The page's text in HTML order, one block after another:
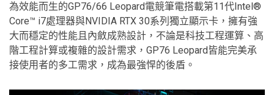
為效能而生的GP76/66 Leopard電競筆電搭載第11代Intel®
Core™ i7處理器與NVIDIA RTX 30系列獨立顯示卡，擁有強
大而穩定的性能且內斂成熟設計，不論是科技工程運算、高
階工程計算或複雜的設計需求，GP76 Leopard皆能完美承
接使用者的多工需求，成為最強悍的後盾。